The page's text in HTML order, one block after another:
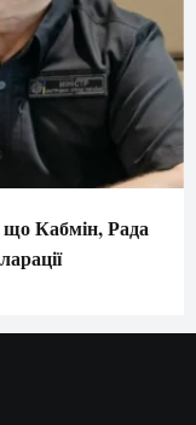
що Кабмін, Рада